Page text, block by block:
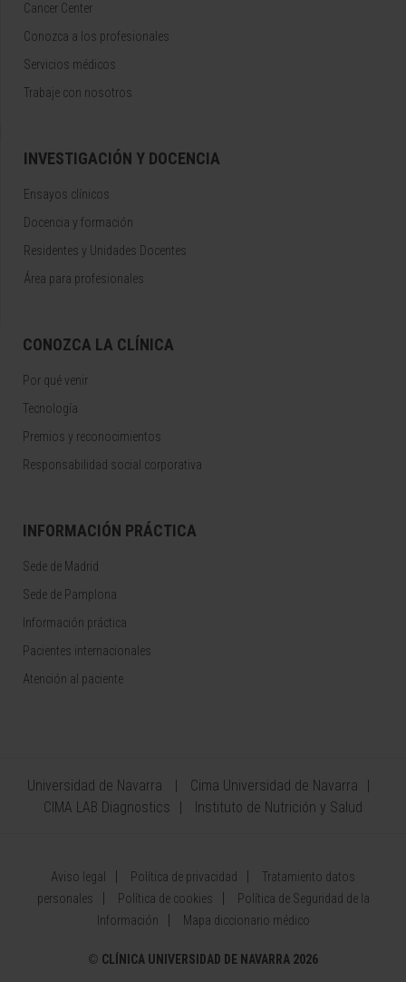
Cancer Center
Conozca a los profesionales
Servicios médicos
Trabaje con nosotros
INVESTIGACIÓN Y DOCENCIA
Ensayos clínicos
Docencia y formación
Residentes y Unidades Docentes
Área para profesionales
CONOZCA LA CLÍNICA
Por qué venir
Tecnología
Premios y reconocimientos
Responsabilidad social corporativa
INFORMACIÓN PRÁCTICA
Sede de Madrid
Sede de Pamplona
Información práctica
Pacientes internacionales
Atención al paciente
Universidad de Navarra
Cima Universidad de Navarra
CIMA LAB Diagnostics
Instituto de Nutrición y Salud
Aviso legal Política de privacidad
Tratamiento datos
personales
Política de cookies
Política de Seguridad de la
Información
Mapa diccionario médico
© CLÍNICA UNIVERSIDAD DE NAVARRA 2026